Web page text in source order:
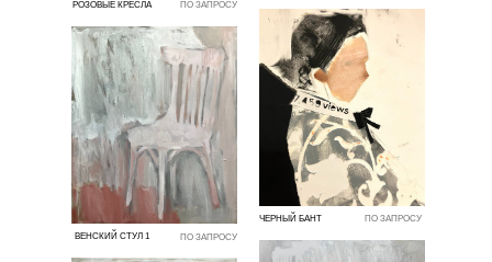
РОЗОВЫЕ КРЕСЛА
ВЕНСКИЙ СТУЛ 1
ПО ЗАПРОСУ
ПО ЗАПРОСУ
ЧЕРНЫЙ БАНТ
ПО ЗАПРОСУ